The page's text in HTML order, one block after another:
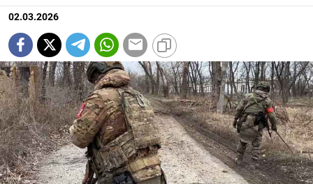
02.03.2026